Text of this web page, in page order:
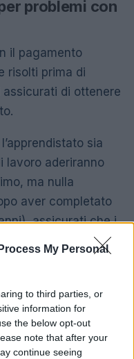
My Personal
to third parties, or
information for
the below opt-out
note that after your
continue seeing
problemi con
il pagamento
risolti prima di
assicurati di ottenere
sia
lavoro aderiranno
ma nulla
aver completato
assicurati che i
riflettere questo –
se hai
la legge, quindi
Customs se non